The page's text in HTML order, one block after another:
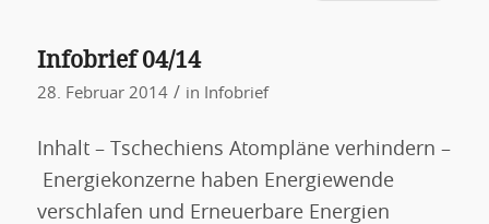
Infobrief 04/14
28. Februar 2014 / in Infobrief
Inhalt – Tschechiens Atompläne verhindern –
Energiekonzerne haben Energiewende
verschlafen und Erneuerbare Energien